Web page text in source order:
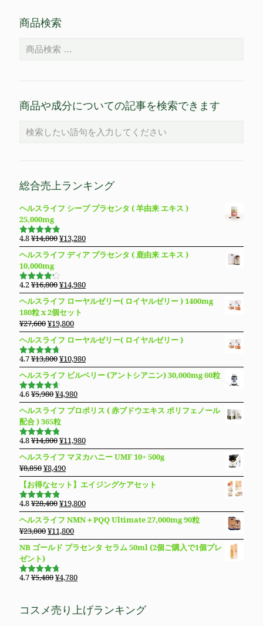
商品検索
商品や成分についての記事を検索できます
総合売上ランキング
ヘルスライフ シープ プラセンタ ( 羊由来 エキス )
25,000mg
5段階で
4.83の評
価
4.8¥14,800元
の
価
は
¥14,800
で
し
た。
¥13,280現
在
の
格
は
¥13,280
ヘルスライフ ディア プラセンタ ( 鹿由来 エキス )
10,000mg
5段階で
4.19の評
価
4.2¥16,800元
の
価
格
は
¥16,800
で
し
た。
¥14,980現
在
の
は
で
す。
ヘルスライフ ローヤルゼリー( ロイヤルゼリー ) 1400mg
180粒 x 2個セット
¥27,600元
の
価
格
は
¥27,600
で
し
た。
¥19,800現
在
価
格
は
¥19,800
で
す。
ヘルスライフ ローヤルゼリー( ロイヤルゼリー )
5段階で
4.69の評
価
4.7¥13,800元
の
価
格
は
¥13,800
で
し
た。
¥10,980現
在
の
格
は
す。
ヘルスライフ ビルベリー (アントシアニン) 30,000mg 60粒
5段階で
4.63の評
価
4.6¥5,980元
の
価
格
は
¥5,980
で
し
た。
¥4,980現
在
の
格
は
¥4,980
す。
ヘルスライフ プロポリス ( 赤ブドウエキス ポリフェノール
配合 ) 365粒
5段階で
4.76の評
価
4.8¥14,800元
の
価
格
は
¥14,800
で
し
た。
¥11,980現
在
の
格
¥11,980
で
ヘルスライフ マヌカハニー UMF 10+ 500g
¥8,850元
の
価
格
は
¥8,850
で
し
た。
¥8,490現
在
の
価
格
は
¥8,490
で
【お得なセット】エイジングケアセット
5段階で
4.83の評
価
4.8¥28,400元
の
価
格
は
で
し
¥19,800現
在
の
格
ヘルスライフ NMN＋PQQ Ultimate 27,000mg 90粒
¥23,800元
の
価
格
は
し
¥11,800現
在
の
格
で
NB ゴールド プラセンタ セラム 50ml (2個ご購入で1個プレ
ゼント)
5段階で
4.7¥5,480元
格
¥4,780現
価
コスメ売り上げランキング